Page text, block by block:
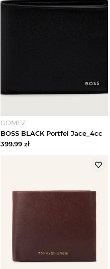
GOMEZ
BOSS BLACK Portfel Jace_4cc
399.99 zł